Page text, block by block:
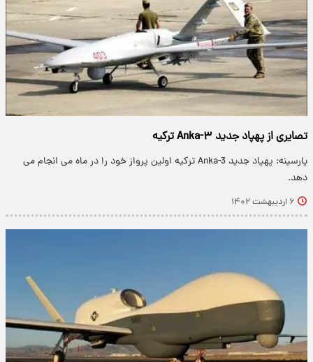
تصایری از پهپاد جدید Anka-۳ ترکیه
پارسینه: پهپاد جدید Anka-3 ترکیه اولین پرواز خود را در ماه می انجام می
دهد.
۶ اردیبهشت ۱۴۰۲